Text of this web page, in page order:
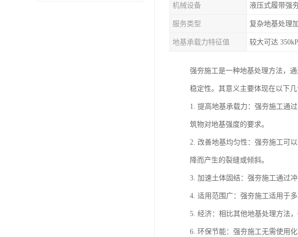
机械设备 液压式履带强
服务类型 复杂地基处理
地基承载力特征值 较大可达
强夯施工是一种地基处理方法，
稳定性。其意义主要体现在以下几
1. 提高地基承载力：强夯施工通
筑物对地基强度的要求。
2. 改善地基均匀性：强夯施工可
降而产生的裂缝或倾斜。
3. 加速土体固结：强夯施工通过
4. 适用范围广：强夯施工适用于
5. 经济：相比其他地基处理方法
6. 环保节能：强夯施工无需使用